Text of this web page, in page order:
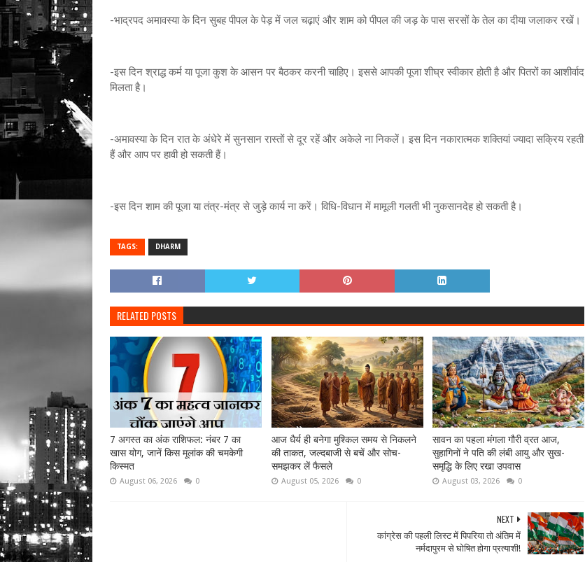
-भाद्रपद अमावस्या के दिन सुबह पीपल के पेड़ में जल चढ़ाएं और शाम को पीपल की जड़ के पास सरसों के तेल का दीया जलाकर रखें।
-इस दिन श्राद्ध कर्म या पूजा कुश के आसन पर बैठकर करनी चाहिए। इससे आपकी पूजा शीघ्र स्वीकार होती है और पितरों का आशीर्वाद
मिलता है।
-अमावस्या के दिन रात के अंधेरे में सुनसान रास्तों से दूर रहें और अकेले ना निकलें। इस दिन नकारात्मक शक्तियां ज्यादा सक्रिय रहती
हैं और आप पर हावी हो सकती हैं।
-इस दिन शाम की पूजा या तंत्र-मंत्र से जुड़े कार्य ना करें। विधि-विधान में मामूली गलती भी नुकसानदेह हो सकती है।
TAGS: DHARM
RELATED POSTS
7 अगस्त का अंक राशिफल: नंबर 7 का
खास योग, जानें किस मूलांक की चमकेगी
किस्मत
August 06, 2026 0
आज धैर्य ही बनेगा मुश्किल समय से निकलने
की ताकत, जल्दबाजी से बचें और सोच-
समझकर लें फैसले
August 05, 2026 0
सावन का पहला मंगला गौरी व्रत आज,
सुहागिनों ने पति की लंबी आयु और सुख-
समृद्धि के लिए रखा उपवास
August 03, 2026 0
NEXT
कांग्रेस की पहली लिस्ट में पिपरिया तो अंतिम में
नर्मदापुरम से घोषित होगा प्रत्याशी!